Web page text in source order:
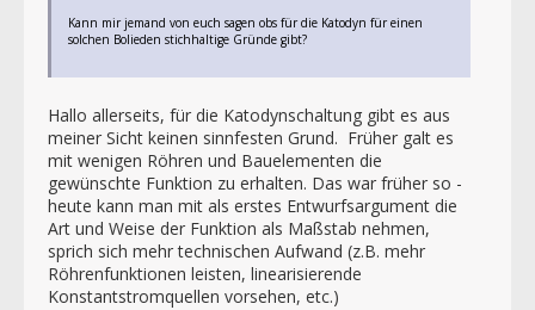
Kann mir jemand von euch sagen obs für die Katodyn für einen
solchen Bolieden stichhaltige Gründe gibt?
Hallo allerseits, für die Katodynschaltung gibt es aus
meiner Sicht keinen sinnfesten Grund. Früher galt es
mit wenigen Röhren und Bauelementen die
gewünschte Funktion zu erhalten. Das war früher so -
heute kann man mit als erstes Entwurfsargument die
Art und Weise der Funktion als Maßstab nehmen,
sprich sich mehr technischen Aufwand (z.B. mehr
Röhrenfunktionen leisten, linearisierende
Konstantstromquellen vorsehen, etc.)